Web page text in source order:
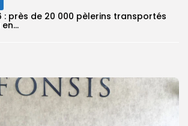
: près de 20 000 pèlerins transportés